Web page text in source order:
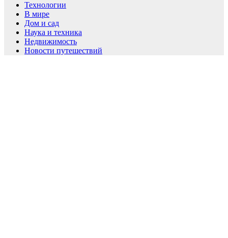
Технологии
В мире
Дом и сад
Наука и техника
Недвижимость
Новости путешествий